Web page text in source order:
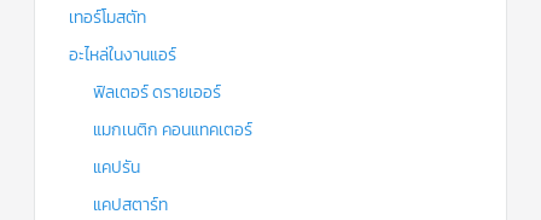
เทอร์โมสตัท
อะไหล่ในงานแอร์
ฟิลเตอร์ ดรายเออร์
แมกเนติก คอนแทคเตอร์
แคปรัน
แคปสตาร์ท